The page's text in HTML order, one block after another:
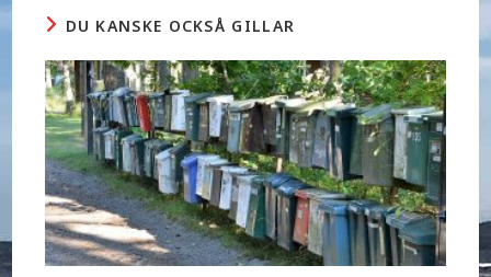
DU KANSKE OCKSÅ GILLAR